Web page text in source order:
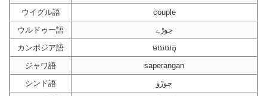
ウイグル語
couple
ウルドゥー語
جوڑے
カンボジア語
មយយកុ
ジャワ語
saperangan
シンド語
جوڙو